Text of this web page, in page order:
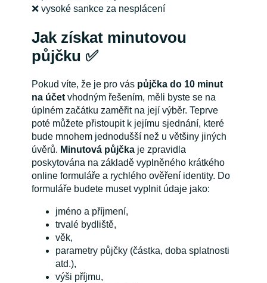
❌ vysoké sankce za nesplácení
Jak získat minutovou
půjčku ✅
Pokud víte, že je pro vás půjčka do 10 minut
na účetvhodným řešením, měli byste se na
úplném začátku zaměřit na její výběr. Teprve
poté můžete přistoupit k jejímu sjednání, které
bude mnohem jednodušší než u většiny jiných
úvěrů. Minutová půjčkaje zpravidla
poskytována na základě vyplněného krátkého
online formuláře a rychlého ověření identity. Do
formuláře budete muset vyplnit údaje jako:
jméno a příjmení,
trvalé bydliště,
věk,
parametry půjčky (částka, doba splatnosti
atd.),
výši příjmu,